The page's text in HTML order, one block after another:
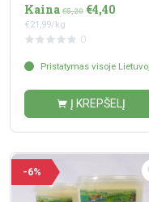
Kaina €5,20 €4,40
€21,99/kg
0
Pristatymas visoje
Į KREPŠELĮ
-6%